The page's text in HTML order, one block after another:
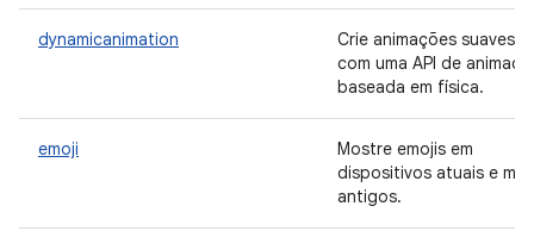
dynamicanimation
Crie animações suaves
com uma API de
baseada em física.
emoji
Mostre emojis em
dispositivos atuais e
antigos.